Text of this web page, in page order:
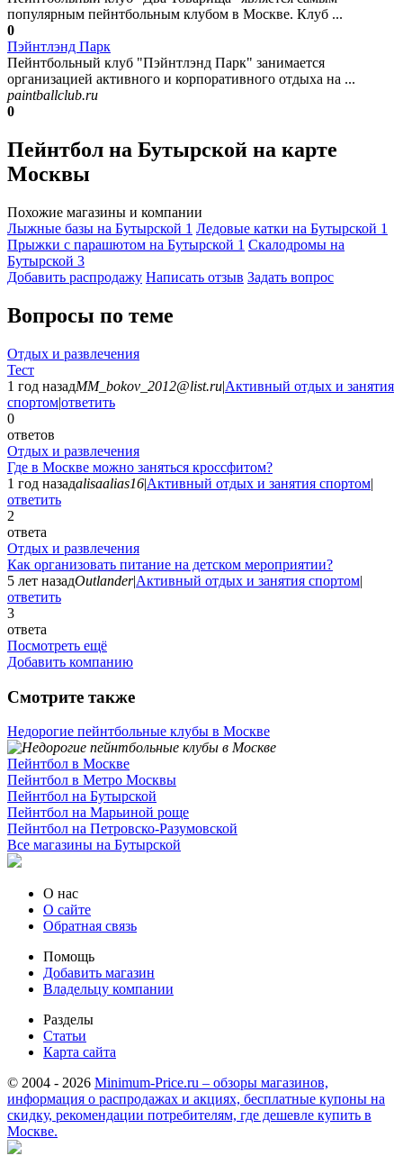
популярным пейнтбольным клубом в Москве. Клуб ...
0
Пэйнтлэнд Парк
Пейнтбольный клуб "Пэйнтлэнд Парк" занимается
организацией активного и корпоративного отдыха на ...
paintballclub.ru
0
Пейнтбол на Бутырской на карте
Москвы
Похожие магазины и компании
Лыжные базы на Бутырской 1 Ледовые катки на Бутырской 1
Прыжки с парашютом на Бутырской 1 Скалодромы на
Бутырской 3
Добавить раcпродажу Написать отзыв Задать вопрос
Вопросы по теме
Отдых и развлечения
Тест
1 год назадMM_bokov_2012@list.ru|Активный отдых и занятия
спортом|ответить
0
ответов
Отдых и развлечения
Где в Москве можно заняться кроссфитом?
1 год назадalisaalias16|Активный отдых и занятия спортом|
ответить
2
ответа
Отдых и развлечения
Как организовать питание на детском мероприятии?
5 лет назадOutlander|Активный отдых и занятия спортом|
ответить
3
ответа
Посмотреть ещё
Добавить компанию
Смотрите также
Недорогие пейнтбольные клубы в Москве
Пейнтбол в Москве
Пейнтбол в Метро Москвы
Пейнтбол на Бутырской
Пейнтбол на Марьиной роще
Пейнтбол на Петровско-Разумовской
Все магазины на Бутырской
О нас
О сайте
Обратная связь
Помощь
Добавить магазин
Владельцу компании
Разделы
Статьи
Карта сайта
© 2004 - 2026 Minimum-Price.ru – обзоры магазинов,
информация о распродажах и акциях, бесплатные купоны на
скидку, рекомендации потребителям, где дешевле купить в
Москве.